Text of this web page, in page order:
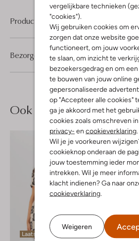
vergelijkbare technieken
"cookies").
Wij gebruiken cookies om
zorgen dat onze website
functioneert, om jouw
te slaan, om inzicht te
bezoekersgedrag en om
te bouwen van jouw online
gepersonaliseerde
op "Accepteer alle cookies"
ga je akkoord met het
cookies zoals omschreven
privacy- en cookieverklaring.
Wil je je voorkeuren
cookieknop onderaan de
jouw toestemming ieder
intrekken. Wil je meer
klacht indienen? Ga naar
cookieverklaring.
Weigeren
Product informatie
Bezorgen & retourneren
Ook iets voor jou?
Laatste item